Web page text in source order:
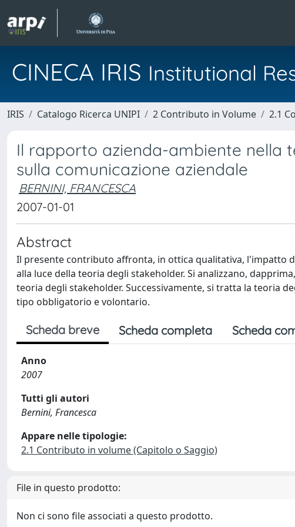
CINECA IRIS Institutional
IRIS Catalogo Ricerca UNIPI 2 Contributo in Volume 2.1
Il rapporto azienda-ambiente nella
sulla comunicazione aziendale
BERNINI, FRANCESCA
2007-01-01
Abstract
Il presente contributo affronta, in ottica qualitativa, l'impatto
alla luce della teoria degli stakeholder. Si analizzano,
teoria degli stakeholder. Successivamente, si tratta la teoria
tipo obbligatorio e volontario.
Scheda breve Scheda completa Scheda
Anno
2007
Tutti gli autori
Bernini, Francesca
Appare nelle tipologie:
2.1 Contributo in volume (Capitolo o Saggio)
File in questo prodotto:
Non ci sono file associati a questo prodotto.